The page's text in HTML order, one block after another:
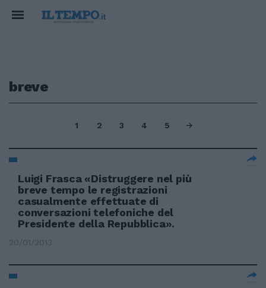
breve
1 2 3 4 5
Luigi Frasca «Distruggere nel più
breve tempo le registrazioni
casualmente effettuate di
conversazioni telefoniche del
Presidente della Repubblica».
20/01/2013